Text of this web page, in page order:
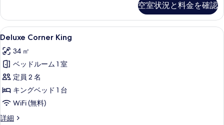
る
リ
プ
ル
ル
ー
ム
の
す
べ
ー
ト
ト
プ
ル
ル
ー
ム
の
詳
細
空室状況と料金を確認
Deluxe
Corner
King
の
す
べ
て
の
セーフティボックス (室内)、デスク
5
Deluxe Corner King
34 ㎡
ベッドルーム 1 室
定員 2 名
キングベッド 1 台
WiFi (無料)
詳細
Deluxe